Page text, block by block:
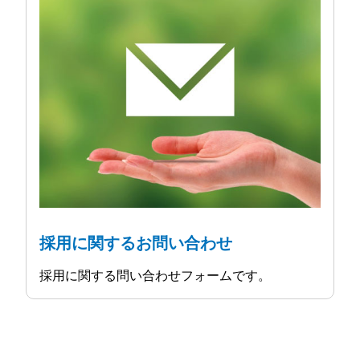
採用に関するお問い合わせ
採用に関する問い合わせフォームです。